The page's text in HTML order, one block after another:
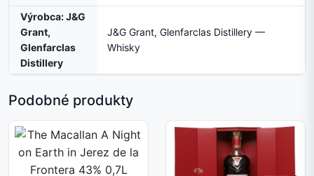
Výrobca: J&G
Grant,
Glenfarclas
Distillery
J&G Grant, Glenfarclas Distillery —
Whisky
Podobné produkty